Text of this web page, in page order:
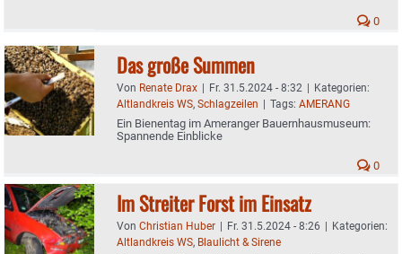
0
Das große Summen
Von Renate Drax | Fr. 31.5.2024 - 8:32 | Kategorien:
Altlandkreis WS, Schlagzeilen | Tags: AMERANG
Ein Bienentag im Ameranger Bauernhausmuseum:
Spannende Einblicke
0
Im Streiter Forst im Einsatz
Von Christian Huber | Fr. 31.5.2024 - 8:26 | Kategorien:
Altlandkreis WS, Blaulicht & Sirene